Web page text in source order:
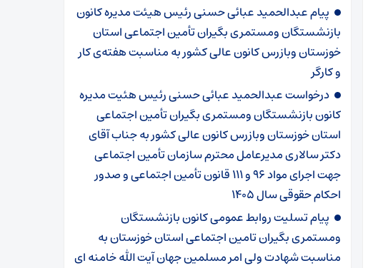
پیام عبدالحمید عبائی حسنی رئیس هیئت مدیره کانون
بازنشستگان ومستمری بگیران تأمین اجتماعی استان
خوزستان وبازرس کانون عالی کشور به مناسبت هفته‌ی کار
و کارگر
درخواست عبدالحمید عبائی حسنی رئیس هئیت مدیره
کانون بازنشستگان ومستمری بگیران تأمین اجتماعی
استان خوزستان وبازرس کانون عالی کشور به جناب آقای
دکتر سالاری مدیرعامل محترم سازمان تأمین اجتماعی
جهت اجرای مواد ۹۶ و ۱۱۱ قانون تأمین اجتماعی و صدور
احکام حقوقی سال ۱۴۰۵
پیام تسلیت روابط عمومی کانون بازنشستگان
ومستمری بگیران تامین اجتماعی استان خوزستان به
مناسبت شهادت ولی امر مسلمین جهان آیت الله خامنه ای